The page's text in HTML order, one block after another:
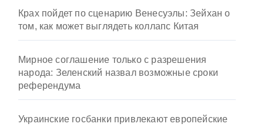
Крах пойдет по сценарию Венесуэлы: Зейхан о
том, как может выглядеть коллапс Китая
Мирное соглашение только с разрешения
народа: Зеленский назвал возможные сроки
референдума
Украинские госбанки привлекают европейские